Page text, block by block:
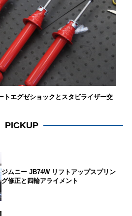
トエグゼショックとスタビライザー交
PICKUP
ジムニー JB74W リフトアップスプリン
グ修正と四輪アライメント